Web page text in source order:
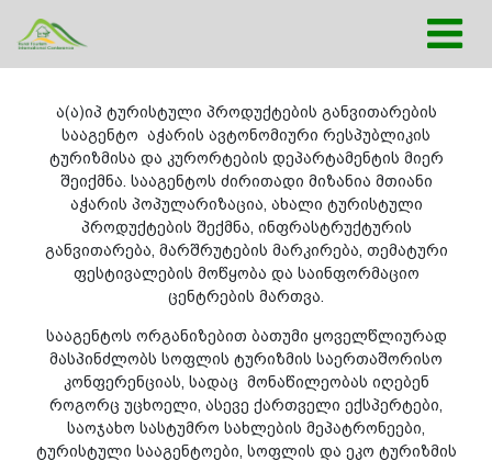
ა(ა)იპ ტურისტული პროდუქტების განვითარების
სააგენტო აჭარის ავტონომიური რესპუბლიკის
ტურიზმისა და კურორტების დეპარტამენტის მიერ
შეიქმნა. სააგენტოს ძირითადი მიზანია მთიანი
აჭარის პოპულარიზაცია, ახალი ტურისტული
პროდუქტების შექმნა, ინფრასტრუქტურის
განვითარება, მარშრუტების მარკირება, თემატური
ფესტივალების მოწყობა და საინფორმაციო
ცენტრების მართვა.
სააგენტოს ორგანიზებით ბათუმი ყოველწლიურად
მასპინძლობს სოფლის ტურიზმის საერთაშორისო
კონფერენციას, სადაც მონაწილეობას იღებენ
როგორც უცხოელი, ასევე ქართველი ექსპერტები,
საოჯახო სასტუმრო სახლების მეპატრონეები,
ტურისტული სააგენტოები, სოფლის და ეკო ტურიზმის